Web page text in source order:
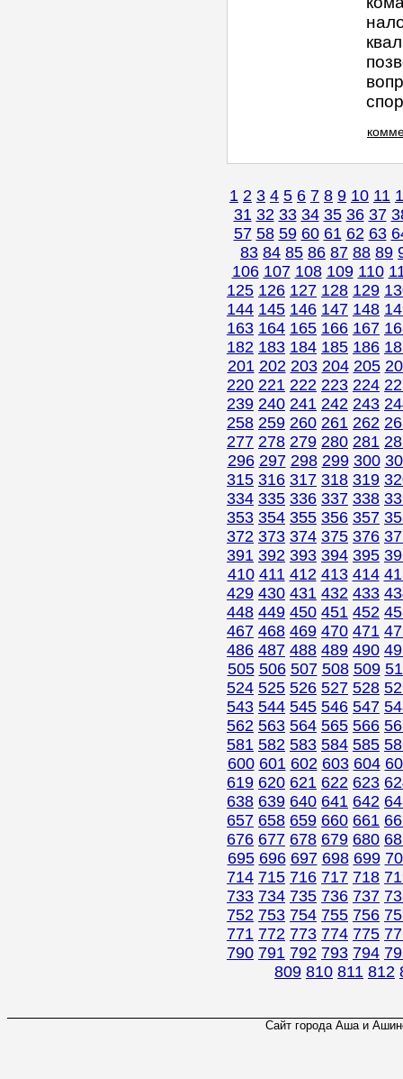
1 2 3 4 5 6 7 8 9 10 11
31 32 33 34 35 36 37
57 58 59 60 61 62 63
83 84 85 86 87 88 89
106 107 108 109 110
125 126 127 128 129
144 145 146 147 148
163 164 165 166 167
182 183 184 185 186
201 202 203 204 205
220 221 222 223 224
239 240 241 242 243
258 259 260 261 262
277 278 279 280 281
296 297 298 299 300
315 316 317 318 319
334 335 336 337 338
353 354 355 356 357
372 373 374 375 376
391 392 393 394 395
410 411 412 413 414
429 430 431 432 433
448 449 450 451 452
467 468 469 470 471
486 487 488 489 490
505 506 507 508 509
524 525 526 527 528
543 544 545 546 547
562 563 564 565 566
581 582 583 584 585
600 601 602 603 604
619 620 621 622 623
638 639 640 641 642
657 658 659 660 661
676 677 678 679 680
695 696 697 698 699
714 715 716 717 718
733 734 735 736 737
752 753 754 755 756
771 772 773 774 775
790 791 792 793 794
809 810 811 812
Сайт города Аша и